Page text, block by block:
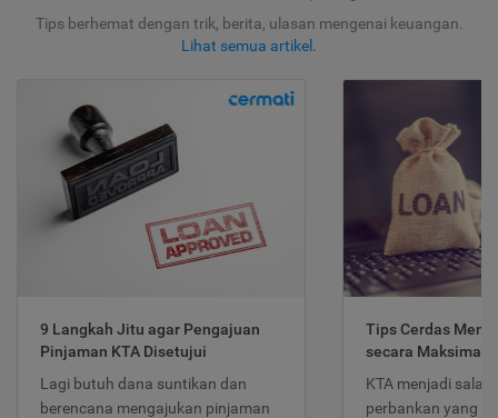
Tips berhemat dengan trik, berita, ulasan mengenai keuangan.
Lihat semua artikel .
9 Langkah Jitu agar Pengajuan
Pinjaman KTA Disetujui
Lagi butuh dana suntikan dan
berencana mengajukan pinjaman
Tips Cerdas
secara Maksimal
KTA menjadi
perbankan yang